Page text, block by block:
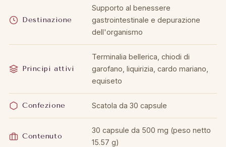
Destinazione
Supporto al benessere
gastrointestinale e depurazione
dell'organismo
Principi attivi
Terminalia bellerica, chiodi di
garofano, liquirizia, cardo mariano,
equiseto
Confezione Scatola da 30 capsule
Contenuto
30 capsule da 500 mg (peso netto
15.57 g)